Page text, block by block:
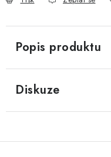
Popis produktu
Diskuze